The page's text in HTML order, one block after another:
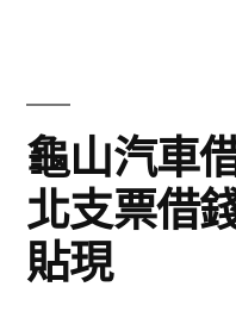
龜山汽車
北支票借
貼現